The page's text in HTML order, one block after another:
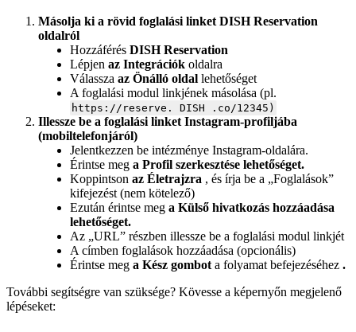
Másolja ki a rövid foglalási linket DISH Reservation
oldalról
Hozzáférés DISH Reservation
Lépjen az Integrációk oldalra
Válassza az Önálló oldal lehetőséget
A foglalási modul linkjének másolása (pl.
https://reserve. DISH .co/12345)
Illessze be a foglalási linket Instagram-profiljába
(mobiltelefonjáról)
Jelentkezzen be intézménye Instagram-oldalára.
Érintse meg a Profil szerkesztése lehetőséget.
Koppintson az Életrajzra , és írja be a „Foglalások”
kifejezést (nem kötelező)
Ezután érintse meg a Külső hivatkozás hozzáadása
lehetőséget.
Az „URL” részben illessze be a foglalási modul linkjét
A címben foglalások hozzáadása (opcionális)
Érintse meg a Kész gombot a folyamat befejezéséhez .
További segítségre van szüksége? Kövesse a képernyőn megjelenő
lépéseket: